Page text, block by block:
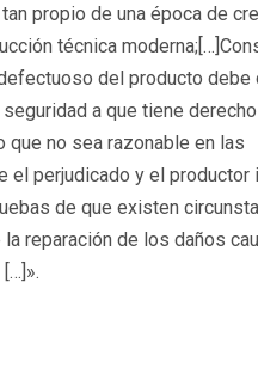
propio de una época de
técnica
del producto debe
a que tiene
que no sea razonable en las
el perjudicado y el productor
de que existen
reparación de los daños